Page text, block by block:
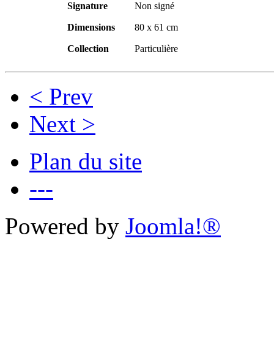
Signature Non signé
Dimensions 80 x 61 cm
Collection Particulière
< Prev
Next >
Plan du site
---
Powered by Joomla!®